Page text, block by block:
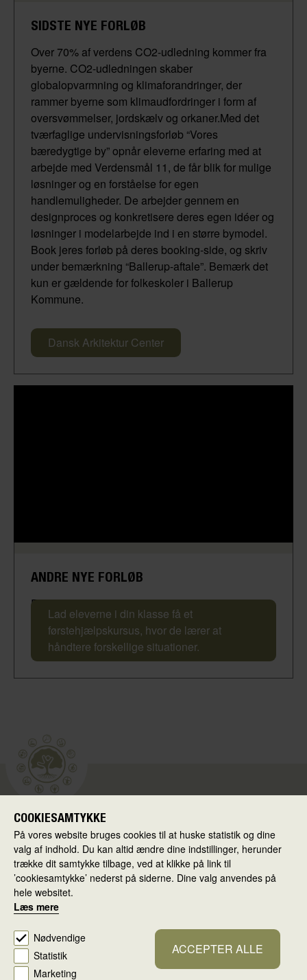
SIDSTE NYE FORLØB
Over 70% af verdens CO2-udledning kommer fra
byerne. CO2-udledningen skaber
globalopvarmning og klimaforandringer, der
rammer byerne som klimaudfordringer i form af
oversvømmelser, jordskælv og orkaner.Med det
tværfaglige undervisningsforløb “Vores
bæredygtige by” opnår eleverne erfaring med at
arbejde med Verdensmål 11, de får blik for mulige
løsninger og en forståelse for egen
handlemuligheder. De arbejder gennem en
designproces og konkretisere deres egen idéer og
løsninger i modelarbejde ind i en større bymodel.
Book jeres forløb på deres booking-side, og skriv
under bemærkning “Ballerup-aftale”. Bemærk det
kun er gældende for folkeskoler i Ballerup
Kommune.
Dansk Arkitektur Center
ANDRE NYE FORLØB
Førstehjælpskursus
Lad eleverne i din klasse få et
førstehjælpskursus, hvor de lærer at
håndtere forskellige situationer.
Skolen i Virkeligheden
Ballerup Kommune
Hold-an Vej 7
2750 Ballerup
Cookiepolitik Persondatapolitik Cookiesamtykke
Redigér
COOKIESAMTYKKE
På vores website bruges cookies til at huske statistik og dine
valg af indhold. Du kan altid ændre dine indstillinger, herunder
trække dit samtykke tilbage, ved at klikke på link til
’cookiesamtykke’ nederst på siderne. Dine valg anvendes på
hele websitet.
Læs mere
Nødvendige
Statistik
Marketing
ACCEPTER ALLE